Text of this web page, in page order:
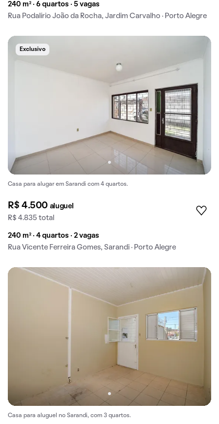
240 m² · 6 quartos · 5 vagas
Rua Podalírio João da Rocha, Jardim Carvalho · Porto Alegre
Exclusivo
Casa para alugar em Sarandi com 4 quartos.
R$ 4.500 aluguel
R$ 4.835 total
240 m² · 4 quartos · 2 vagas
Rua Vicente Ferreira Gomes, Sarandi · Porto Alegre
Casa para aluguel no Sarandi, com 3 quartos.